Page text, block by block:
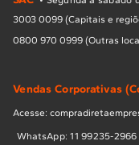
3003 0099 (Capitais e
0800 970 0999 (Outras
Vendas Corporativas
Acesse:
WhatsApp: 11 99235-